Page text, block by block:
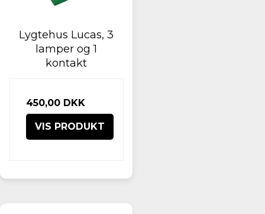
Lygtehus Lucas, 3
lamper og 1
kontakt
450,00 DKK
VIS PRODUKT